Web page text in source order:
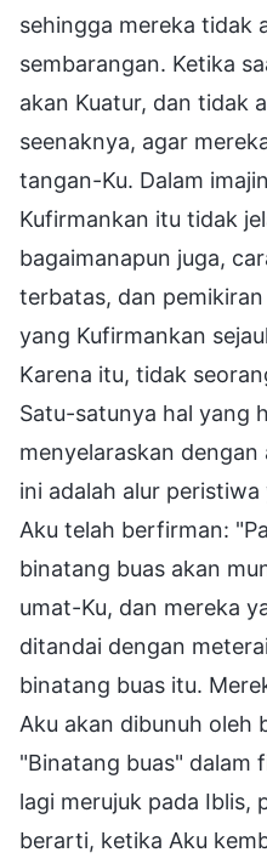
sehingga mereka tidak
sembarangan. Ketika
akan Kuatur, dan tidak
seenaknya, agar
tangan-Ku. Dalam
Kufirmankan itu tidak
bagaimanapun juga,
terbatas, dan
yang Kufirmankan
Karena itu, tidak
Satu-satunya hal yang
menyelaraskan
ini adalah alur
Aku telah berfirman:
binatang buas akan
umat-Ku, dan mereka
ditandai dengan
binatang buas itu.
Aku akan dibunuh oleh
"Binatang buas" dalam
lagi merujuk pada Iblis,
berarti, ketika Aku